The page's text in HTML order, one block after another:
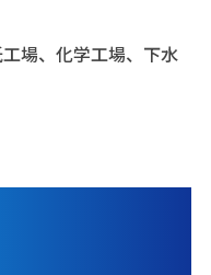
場、化学工場、下水